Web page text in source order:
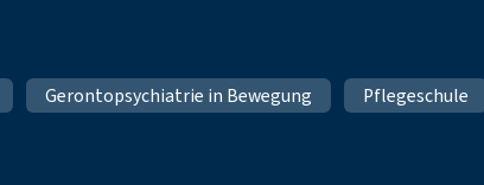
Gerontopsychiatrie in Bewegung Pflegeschule